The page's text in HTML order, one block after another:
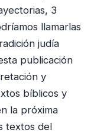
3
llamarlas
judía
publicación
y
bíblicos y
la próxima
textos del